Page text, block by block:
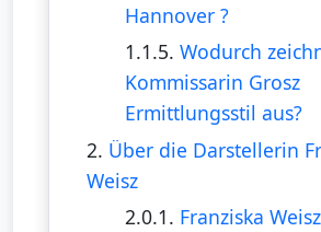
Hannover ?
1.1.5. Wodurch
Kommissarin Grosz
Ermittlungsstil aus?
2. Über die Darstellerin
Weisz
2.0.1. Franziska